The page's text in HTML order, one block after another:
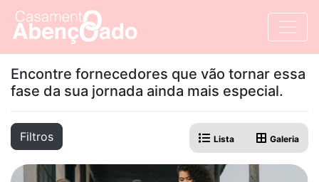
Encontre fornecedores que vão tornar essa
fase da sua jornada ainda mais especial.
Filtros Lista Galeria